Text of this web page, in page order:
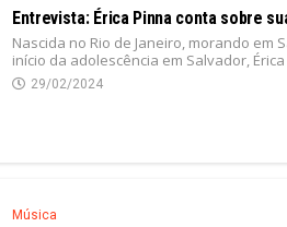
Entrevista: Érica Pinna conta sobre
Nascida no Rio de Janeiro, morando em
início da adolescência em Salvador,
29/02/2024
Música